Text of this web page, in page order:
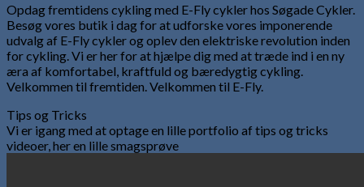
Opdag fremtidens cykling med E-Fly cykler hos Søgade Cykler.
Besøg vores butik i dag for at udforske vores imponerende
udvalg af E-Fly cykler og oplev den elektriske revolution inden
for cykling. Vi er her for at hjælpe dig med at træde ind i en ny
æra af komfortabel, kraftfuld og bæredygtig cykling.
Velkommen til fremtiden. Velkommen til E-Fly.
Tips og Tricks
Vi er igang med at optage en lille portfolio af tips og tricks
videoer, her en lille smagsprøve